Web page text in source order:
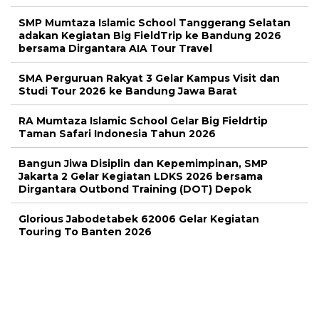
SMP Mumtaza Islamic School Tanggerang Selatan
adakan Kegiatan Big FieldTrip ke Bandung 2026
bersama Dirgantara AIA Tour Travel
SMA Perguruan Rakyat 3 Gelar Kampus Visit dan
Studi Tour 2026 ke Bandung Jawa Barat
RA Mumtaza Islamic School Gelar Big Fieldrtip
Taman Safari Indonesia Tahun 2026
Bangun Jiwa Disiplin dan Kepemimpinan, SMP
Jakarta 2 Gelar Kegiatan LDKS 2026 bersama
Dirgantara Outbond Training (DOT) Depok
Glorious Jabodetabek 62006 Gelar Kegiatan
Touring To Banten 2026